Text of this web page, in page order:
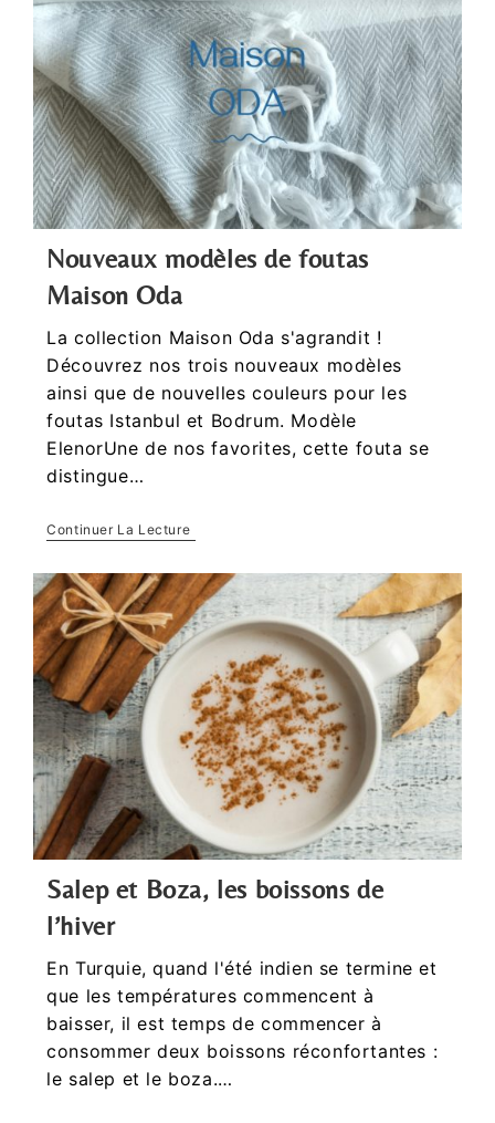
Nouveaux modèles de foutas
Maison Oda
La collection Maison Oda s'agrandit !
Découvrez nos trois nouveaux modèles
ainsi que de nouvelles couleurs pour les
foutas Istanbul et Bodrum. Modèle
ElenorUne de nos favorites, cette fouta se
distingue…
Continuer La Lecture
Salep et Boza, les boissons de
l’hiver
En Turquie, quand l'été indien se termine et
que les températures commencent à
baisser, il est temps de commencer à
consommer deux boissons réconfortantes :
le salep et le boza.…